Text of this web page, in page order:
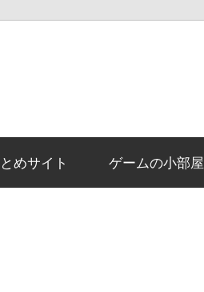
めサイト ゲームの小部屋